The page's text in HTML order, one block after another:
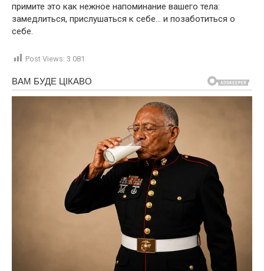
примите это как нежное напоминание вашего тела:
замедлиться, прислушаться к себе… и позаботиться о
себе.
Post Views: 3 081